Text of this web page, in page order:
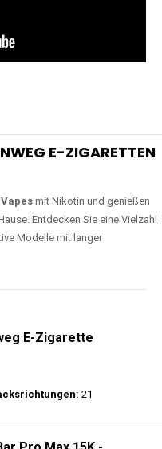
E-ZIGARETTEN
mit Nikotin und genießen
Entdecken Sie eine Vielzahl
Modelle mit langer
E-Zigarette
21